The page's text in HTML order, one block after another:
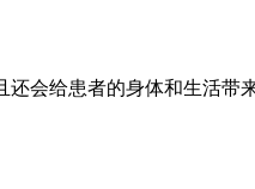
会给患者的身体和生活带